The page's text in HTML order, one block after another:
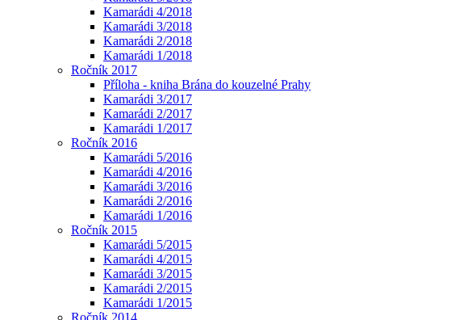
Kamarádi 4/2018
Kamarádi 3/2018
Kamarádi 2/2018
Kamarádi 1/2018
Ročník 2017
Příloha - kniha Brána do kouzelné Prahy
Kamarádi 3/2017
Kamarádi 2/2017
Kamarádi 1/2017
Ročník 2016
Kamarádi 5/2016
Kamarádi 4/2016
Kamarádi 3/2016
Kamarádi 2/2016
Kamarádi 1/2016
Ročník 2015
Kamarádi 5/2015
Kamarádi 4/2015
Kamarádi 3/2015
Kamarádi 2/2015
Kamarádi 1/2015